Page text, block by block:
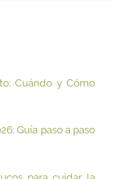
Cuándo y Cómo
Guía paso a paso